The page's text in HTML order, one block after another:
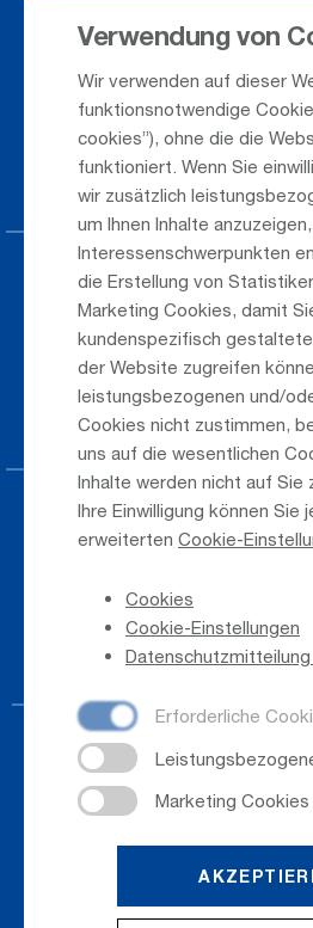
Verwendung von
Wir verwenden auf dieser
funktionsnotwendige
cookies”), ohne die die
funktioniert. Wenn Sie
wir zusätzlich
um Ihnen Inhalte
Interessenschwerpunkten
die Erstellung von
Marketing Cookies, damit
kundenspezifisch
der Website zugreifen
leistungsbezogenen und/
Cookies nicht zustimmen,
uns auf die wesentlichen
Inhalte werden nicht auf Sie
Ihre Einwilligung können Sie
erweiterten Cookie-
Cookies
Cookie-Einstellungen
Ankunft / Abflug
Saisonflugplan
Webcam
Anreise
Parken am Airport
Öffentlicher Verkehr
Taxi & Shuttle Transfer
Jobs & Karriere
Presse
Telefonverzeichnis
Newsletter-Anmeldung
Salzburger